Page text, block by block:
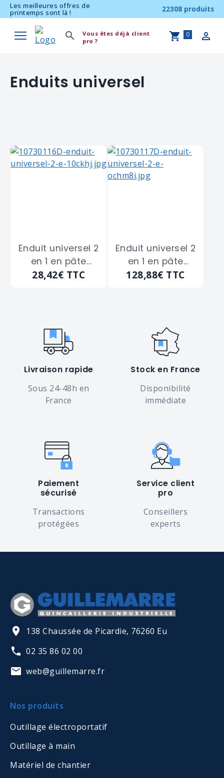
Les meilleures offres de
printemps sont là ! 22308 produits
Vous êtes déjà client
pro ?
0
Enduits universel
Enduit universel 2
en 1 en pâte
POLYFILLA
28,42€ TTC
Enduit universel 2
en 1 en pâte
POLYFILLA
128,88€ TTC
Livraison rapide
Sous 24-48h en
France
Stock en France
Disponibilité
immédiate
Paiement
sécurisé
Transactions
protégées
Service client
pro
Conseillers
experts
138 Chaussée de Picardie, 76260 Eu
02 35 86 02 00
web@guillemarre.fr
Nos produits
Outillage électroportatif
Outillage à main
Matériel de chantier